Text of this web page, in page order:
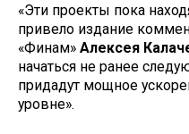
«Эти проекты пока
привело издание
«Финам» Алексея
начаться не ранее
придадут мощное
уровне».